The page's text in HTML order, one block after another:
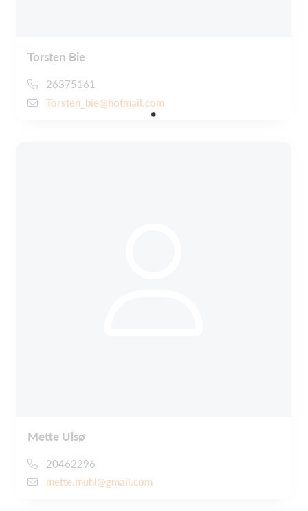
Torsten Bie
26375161
Torsten_bie@hotmail.com
Mette Ulsø
20462296
mette.muhl@gmail.com